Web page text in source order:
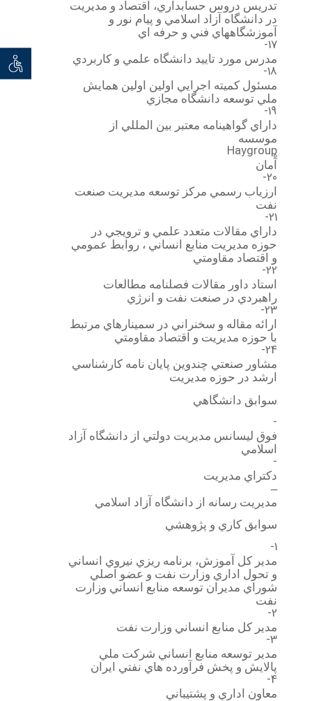
توان
تدريس دروس حسابداري، اقتصاد و مديريت
در دانشگاه آزاد اسلامي و پيام نور و
آموزشگاههاي فني و حرفه اي
17-
مدرس مورد تاييد دانشگاه علمي و كاربردي
18-
مسئول كميته اجرايي اولين اولين همايش
ملي توسعه دانشگاه مجازي
19-
داراي گواهينامه معتبر بين المللي از
موسسه
Haygroup
آْمان
20-
ارزياب رسمي مركز توسعه مديريت صنعت
نفت
21-
داراي مقالات متعدد علمي و ترويجي در
حوزه مديريت منابع انساني ، روابط عمومي
و اقتصاد مقاومتي
22-
استاد داور مقالات فصلنامه مطالعات
راهبردي در صنعت نفت و انرژي
23-
ارائه مقاله و سخنراني در سمينارهاي مرتبط
با حوزه مديريت و اقتصاد مقاومتي
24-
مشاور صنعتي چندوين پايان نامه كارشناسي
ارشد در حوزه مديريت
سوابق دانشگاهي
-
فوق ليسانس مديريت دولتي از دانشگاه آزاد
اسلامي
-
دكتراي مديريت
–
مديريت رسانه از دانشگاه آزاد اسلامي
سوابق كاري و پژوهشي
1-
مدير كل آموزش، برنامه ريزي نيروي انساني
و تحول اداري وزارت نفت و عضو اصلي
شوراي مديران توسعه منابع انساني وزارت
نفت
2-
مدير كل منابع انساني وزارت نفت
3-
مدير توسعه منابع انساني شركت ملي
پالايش و پخش فرآورده هاي نفتي ايران
4-
معاون اداري و پشتيباني